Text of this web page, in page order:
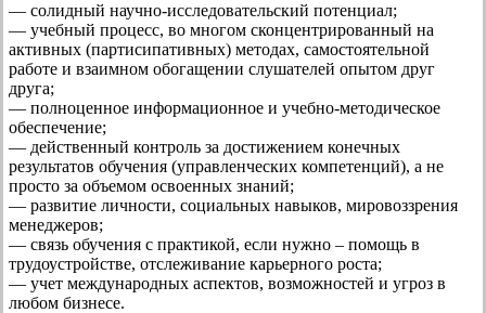
— солидный научно-исследовательский потенциал;
— учебный процесс, во многом сконцентрированный на
активных (партисипативных) методах, самостоятельной
работе и взаимном обогащении слушателей опытом друг
друга;
— полноценное информационное и учебно-методическое
обеспечение;
— действенный контроль за достижением конечных
результатов обучения (управленческих компетенций), а не
просто за объемом освоенных знаний;
— развитие личности, социальных навыков, мировоззрения
менеджеров;
— связь обучения с практикой, если нужно – помощь в
трудоустройстве, отслеживание карьерного роста;
— учет международных аспектов, возможностей и угроз в
любом бизнесе.